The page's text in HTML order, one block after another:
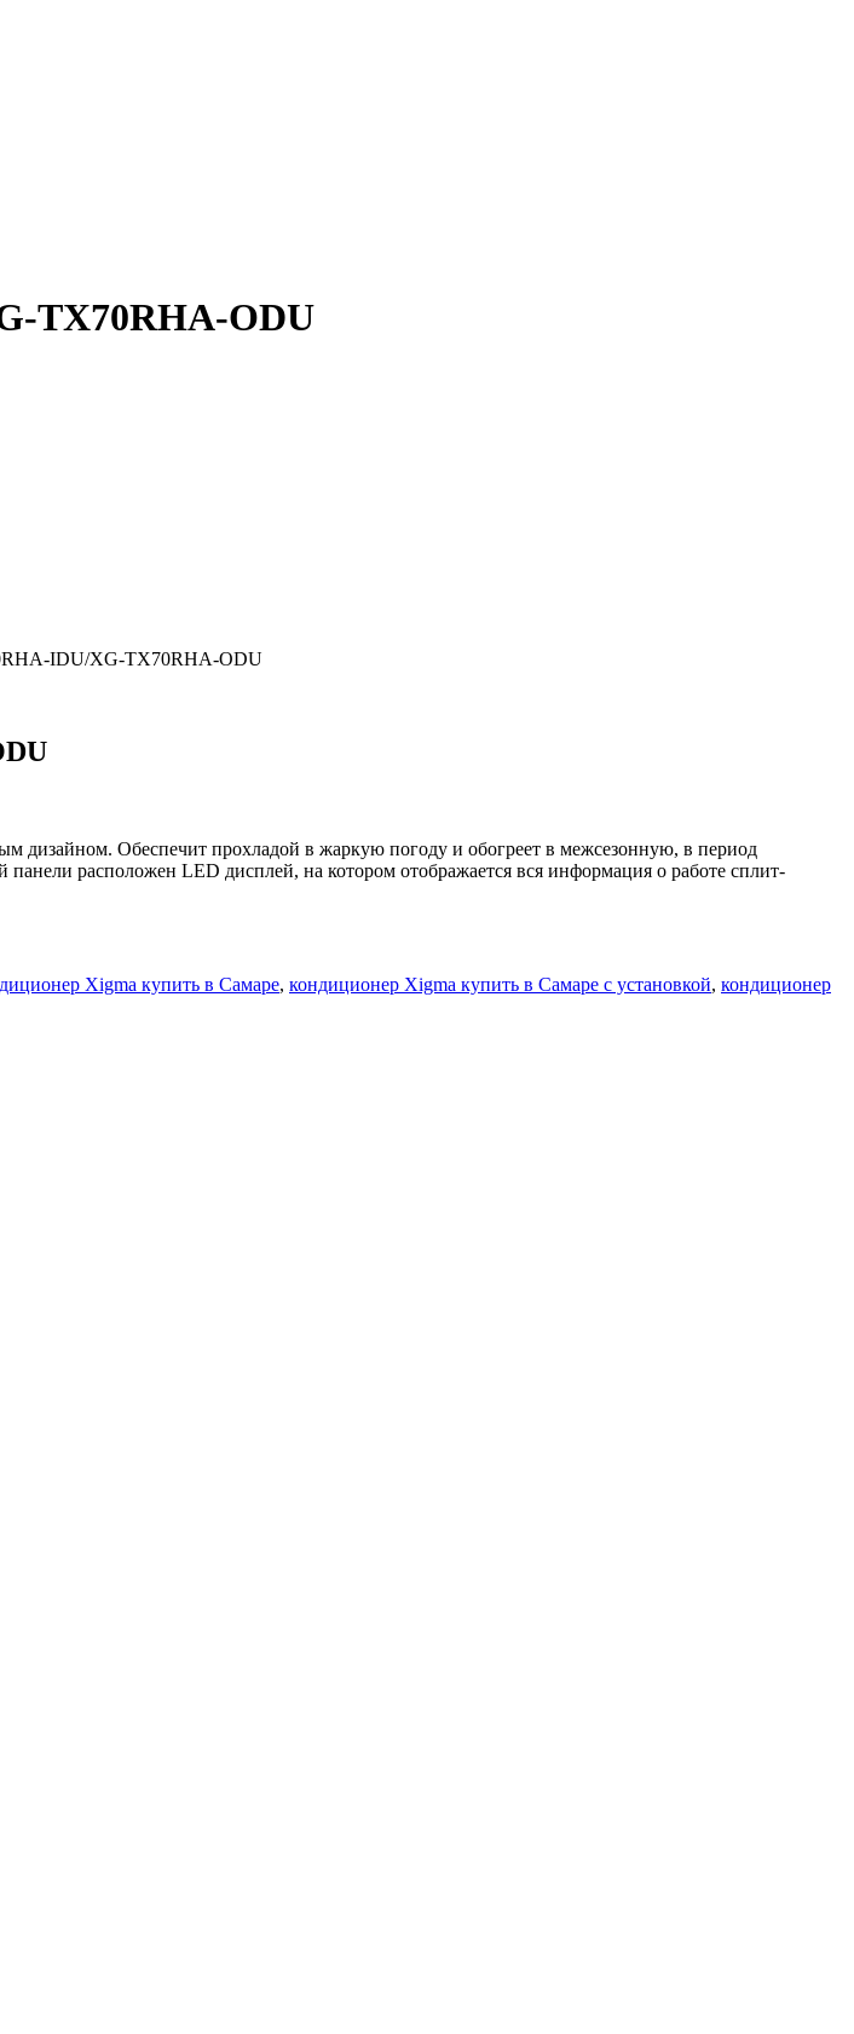
TX70RHA-ODU
IDU/XG-TX70RHA-ODU
Обеспечит прохладой в жаркую погоду и обогреет в межсезонную, в период
расположен LED дисплей, на котором отображается вся информация о работе сплит-
Xigma купить в Самаре, кондиционер Xigma купить в Самаре с установкой, кондиционер